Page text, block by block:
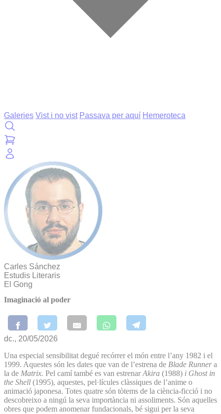
Galeries Vist i no vist Passava per aquí Hemeroteca
Carles Sánchez
Estudis Literaris
El Gong
Imaginació al poder
dc., 20/05/2026
Una especial sensibilitat degué recórrer el món entre l’any 1982 i el
1999. Aquestes són les dates que van de l’estrena de Blade Runnera
la de Matrix. Pel camí també es van estrenar Akira (1988) i Ghost in
the Shell (1995), aquestes, pel·lícules clàssiques de l’anime o
animació japonesa. Totes quatre són tòtems de la ciència-ficció i no
descobreixo a ningú la seva importància ni assoliments. Són aquelles
obres que podem anomenar fundacionals, bé sigui per la seva